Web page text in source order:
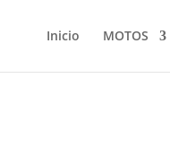
Inicio MOTOS